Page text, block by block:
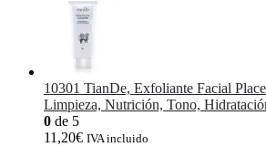
10301 TianDe, Exfoliante Facial
Limpieza, Nutrición, Tono,
0 de 5
11,20€ IVA incluido